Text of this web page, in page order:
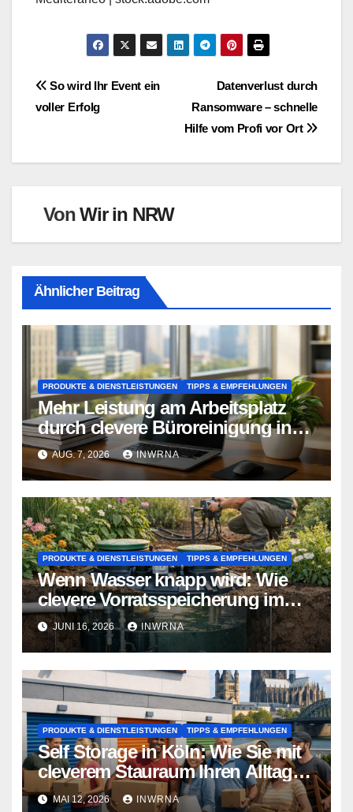
BeitragsnavigationDatenverlust durch
Ransomware – schnelle
Hilfe vom Profi vor Ort
So wird Ihr Event ein
voller Erfolg
VonWir in NRW
Ähnlicher Beitrag
PRODUKTE & DIENSTLEISTUNGEN TIPPS & EMPFEHLUNGEN
Mehr Leistung am Arbeitsplatz
durch clevere Büroreinigung in
Essen
AUG. 7, 2026 INWRNA
PRODUKTE & DIENSTLEISTUNGEN TIPPS & EMPFEHLUNGEN
Wenn Wasser knapp wird: Wie
clevere Vorratsspeicherung im
Garten zum Lebensretter wird
JUNI 16, 2026 INWRNA
PRODUKTE & DIENSTLEISTUNGEN TIPPS & EMPFEHLUNGEN
Self Storage in Köln: Wie Sie mit
cleverem Stauraum Ihren Alltag
entlasten
MAI 12, 2026 INWRNA